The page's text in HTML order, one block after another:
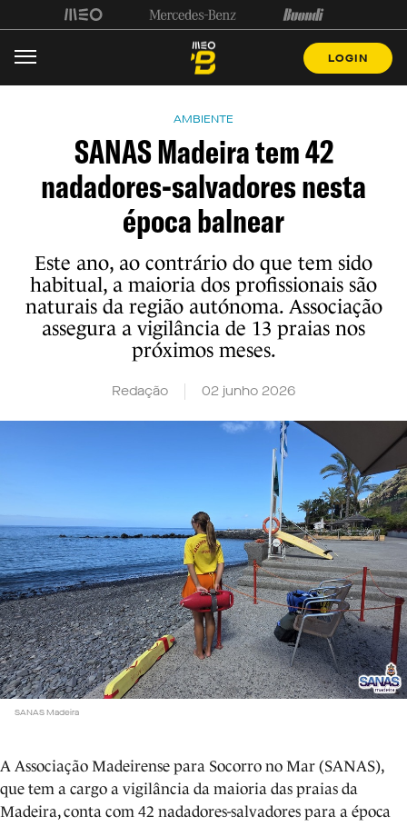
LOGIN
AMBIENTE
SANAS Madeira tem 42
nadadores-salvadores nesta
época balnear
Este ano, ao contrário do que tem sido
habitual, a maioria dos profissionais são
naturais da região autónoma. Associação
assegura a vigilância de 13 praias nos
próximos meses.
Redação 02 junho 2026
SANAS Madeira
A Associação Madeirense para Socorro no Mar (SANAS),
que tem a cargo a vigilância da maioria das praias da
Madeira, conta com 42 nadadores-salvadores para a época